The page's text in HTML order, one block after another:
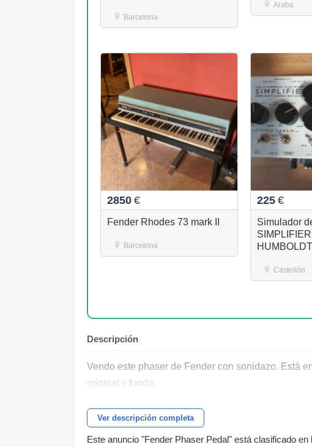
Barcelona
Araba
2850 €
Fender Rhodes 73 mark II
Barcelona
225 €
Simulador
HUMBOLDT
Castellón
Descripción
Vendo este phaser de Fender con sonidazo. Está
original y funda.
Ver descripción completa
Este anuncio "Fender Phaser Pedal" está clasificado